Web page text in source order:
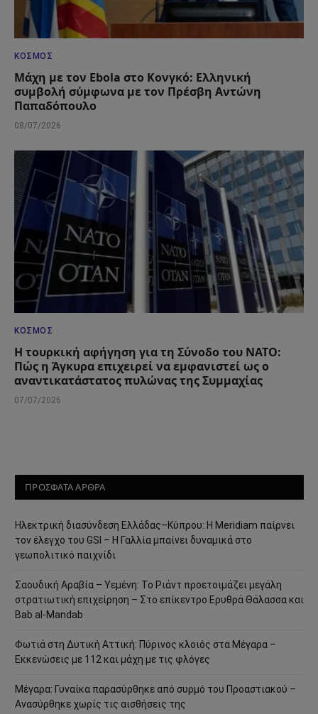
ΚΌΣΜΟΣ
Μάχη με τον Ebola στο Κονγκό: Ελληνική
συμβολή σύμφωνα με τον Πρέσβη Αντώνη
Παπαδόπουλο
08/07/2026
ΚΌΣΜΟΣ
Η τουρκική αφήγηση για τη Σύνοδο του ΝΑΤΟ:
Πώς η Άγκυρα επιχειρεί να εμφανιστεί ως ο
αναντικατάστατος πυλώνας της Συμμαχίας
07/07/2026
ΠΡΟΣΦΑΤΑ ΑΡΘΡΑ
Ηλεκτρική διασύνδεση Ελλάδας–Κύπρου: Η Meridiam παίρνει
τον έλεγχο του GSI – Η Γαλλία μπαίνει δυναμικά στο
γεωπολιτικό παιχνίδι
Σαουδική Αραβία – Υεμένη: Το Ριάντ προετοιμάζει μεγάλη
στρατιωτική επιχείρηση – Στο επίκεντρο Ερυθρά Θάλασσα και
Bab al-Mandab
Φωτιά στη Δυτική Αττική: Πύρινος κλοιός στα Μέγαρα –
Εκκενώσεις με 112 και μάχη με τις φλόγες
Μέγαρα: Γυναίκα παρασύρθηκε από συρμό του Προαστιακού –
Ανασύρθηκε χωρίς τις αισθήσεις της